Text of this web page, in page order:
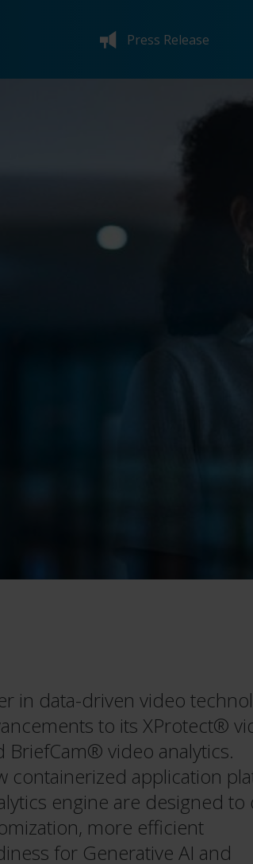
Press Release
in data-driven video
to its XProtect®
BriefCam® video analytics.
containerized application
engine are designed to
more efficient
for Generative AI and